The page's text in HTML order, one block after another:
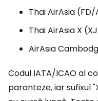
Thai AirAsia (FD/
Thai AirAsia X
AirAsia
Codul IATA/ICAO al
paranteze, iar sufixul